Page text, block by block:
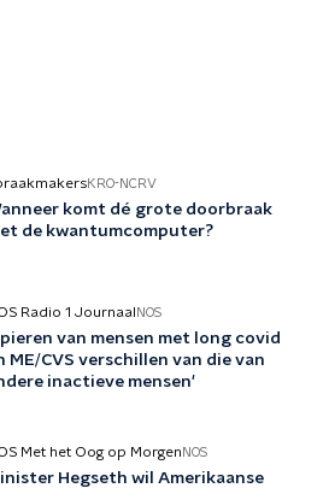
KRO-NCRV
komt dé grote doorbraak
de kwantumcomputer?
Radio 1 Journaal NOS
van mensen met long covid
ME/CVS verschillen van die van
inactieve mensen'
Met het Oog op Morgen NOS
Hegseth wil Amerikaanse